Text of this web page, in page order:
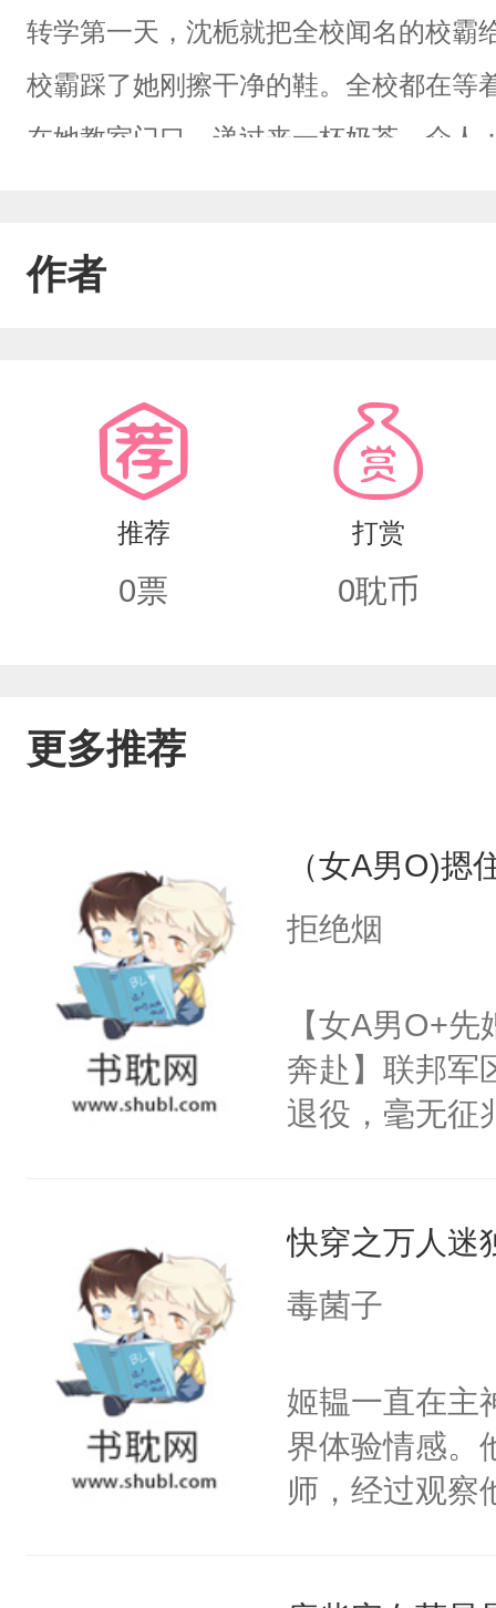
转学第一天，沈栀就把全校闻名的校霸
校霸踩了她刚擦干净的鞋。全校都在等
在她教室门口，递过来一杯奶茶。众人
高数题。校霸为了给她买限量版球鞋
吗？？？沈栀看着他递过来的成绩单，
盯着她的笑容，耳根红透了。这是一
收拾的”的真香故事。双学霸×校霸，
作者
推荐
0票
打赏
0耽币
更多推荐
（女A男O)摁
拒绝烟
【女A男O+
奔赴】联邦军
退役，毫无征
要Omega？
桌）没门儿
烂衫。一早被
惶惶哭个不停
的那个Alpha
到了一股异样
快穿之万人迷
毒菌子
姬韫一直在主
界体验情感。
师，经过观察